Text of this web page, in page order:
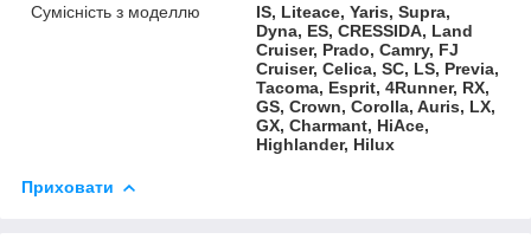
Сумісність з моделлю
IS, Liteace, Yaris, Supra,
Dyna, ES, CRESSIDA, Land
Cruiser, Prado, Camry, FJ
Cruiser, Celica, SC, LS, Previa,
Tacoma, Esprit, 4Runner, RX,
GS, Crown, Corolla, Auris, LX,
GX, Charmant, HiAce,
Highlander, Hilux
Приховати